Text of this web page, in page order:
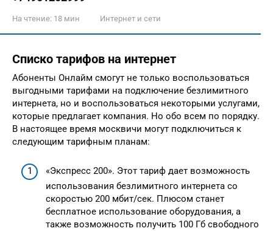
На чтение: 18 мин Интернет и сети
Списко тарифов на интернет
Абоненты Онлайм смогут не только воспользоваться
выгодными тарифами на подключение безлимитного
интернета, но и воспользоваться некоторыми услугами,
которые предлагает компания. Но обо всем по порядку.
В настоящее время москвичи могут подключиться к
следующим тарифным планам:
«Экспресс 200». Этот тариф дает возможность
использования безлимитного интернета со
скоростью 200 мбит/сек. Плюсом станет
бесплатное использование оборудования, а
также возможность получить 100 Гб свободного